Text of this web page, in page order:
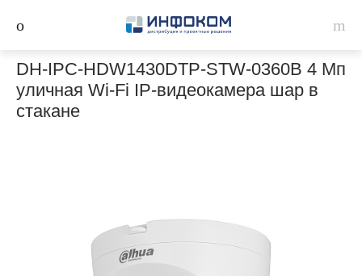
DH-IPC-HDW1430DTP-STW-0360B 4 Мп
уличная Wi-Fi IP-видеокамера шар в
стакане